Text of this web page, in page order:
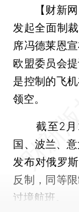
【财新网
发起全面制
席冯德莱恩
欧盟委员会
是控制的飞
领空。
截至2月
国、波兰、
发布对俄罗
反制，同等
过境航班。